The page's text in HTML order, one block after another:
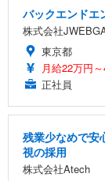
バックエンドエ
株式会社
東京都
月給22万円
正社員
残業少なめで安
視の採用
株式会社Atech